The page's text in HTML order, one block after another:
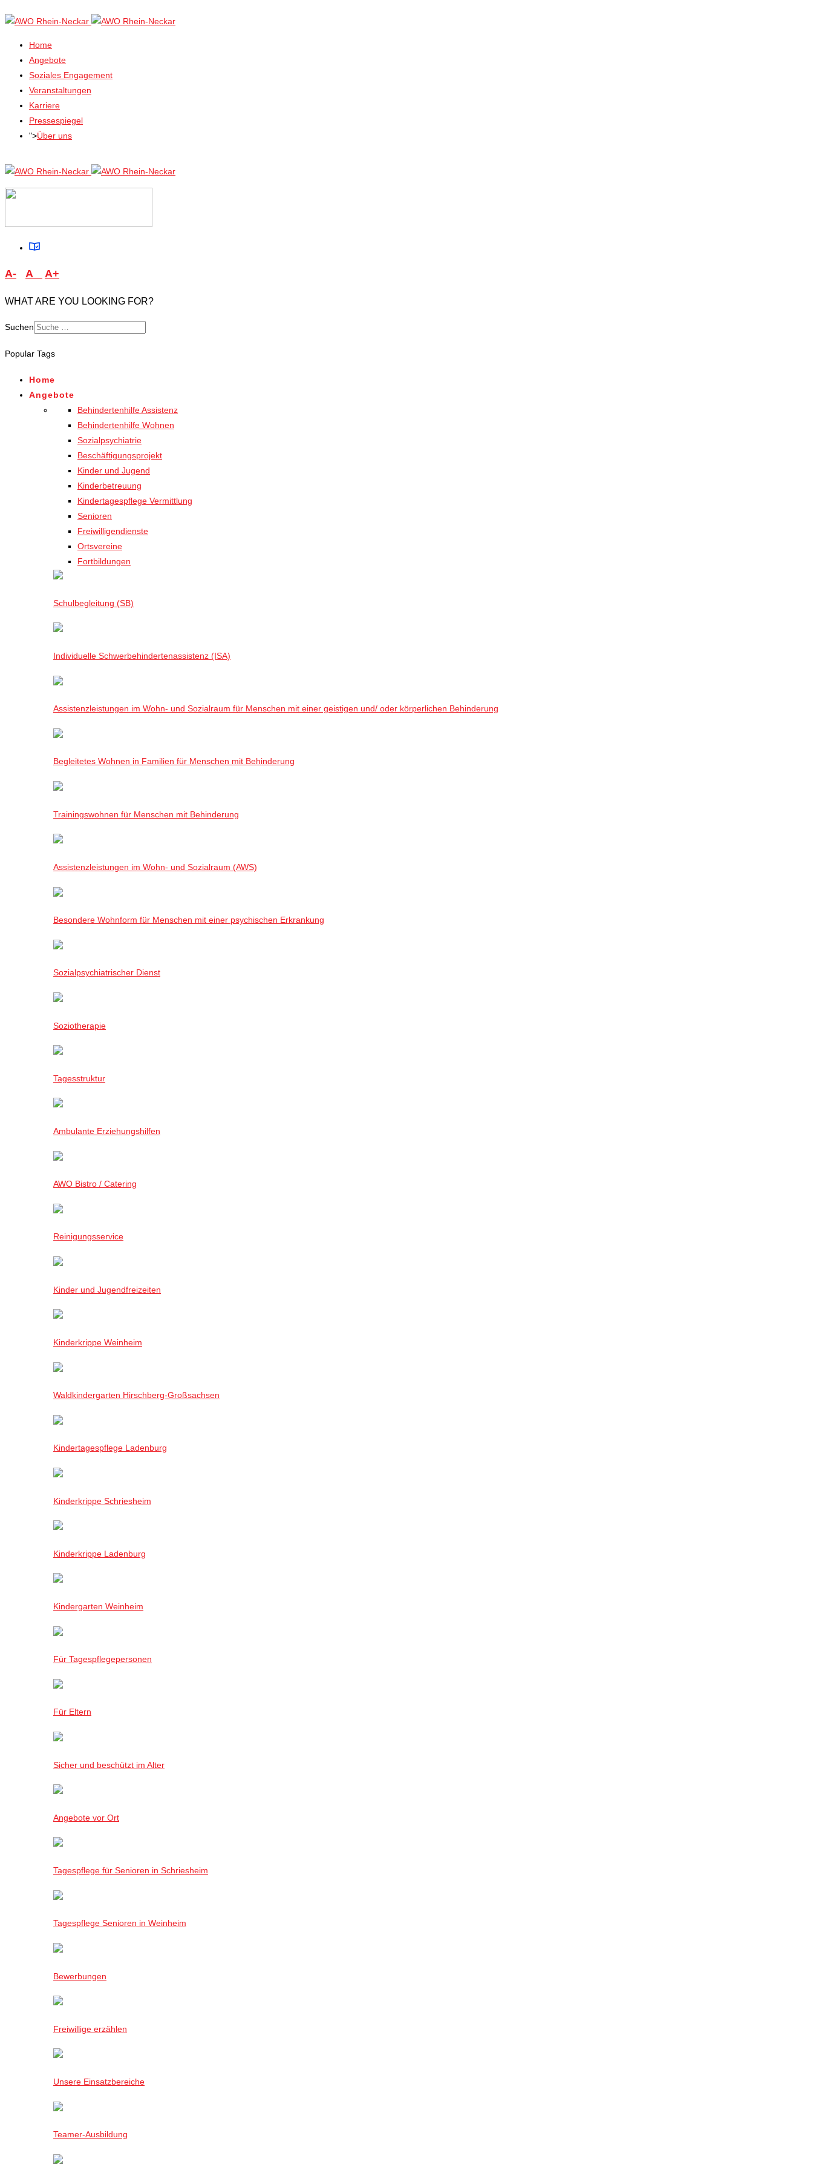
Home
Angebote
Soziales Engagement
Veranstaltungen
Karriere
Pressespiegel
">Über uns
A- A A+
WHAT ARE YOU LOOKING FOR?
Suchen
for results.
Popular Tags
Home
Angebote
Behindertenhilfe Assistenz
Behindertenhilfe Wohnen
Sozialpsychiatrie
Beschäftigungsprojekt
Kinder und Jugend
Kinderbetreuung
Kindertagespflege Vermittlung
Senioren
Freiwilligendienste
Ortsvereine
Fortbildungen
Schulbegleitung (SB)
Individuelle Schwerbehindertenassistenz (ISA)
Assistenzleistungen im Wohn- und Sozialraum für Menschen mit einer geistigen und/ oder körperlichen Behinderung
Begleitetes Wohnen in Familien für Menschen mit Behinderung
Trainingswohnen für Menschen mit Behinderung
Assistenzleistungen im Wohn- und Sozialraum (AWS)
Besondere Wohnform für Menschen mit einer psychischen Erkrankung
Sozialpsychiatrischer Dienst
Soziotherapie
Tagesstruktur
Ambulante Erziehungshilfen
AWO Bistro / Catering
Reinigungsservice
Kinder und Jugendfreizeiten
Kinderkrippe Weinheim
Waldkindergarten Hirschberg-Großsachsen
Kindertagespflege Ladenburg
Kinderkrippe Schriesheim
Kinderkrippe Ladenburg
Kindergarten Weinheim
Für Tagespflegepersonen
Für Eltern
Sicher und beschützt im Alter
Angebote vor Ort
Tagespflege für Senioren in Schriesheim
Tagespflege Senioren in Weinheim
Bewerbungen
Freiwillige erzählen
Unsere Einsatzbereiche
Teamer-Ausbildung